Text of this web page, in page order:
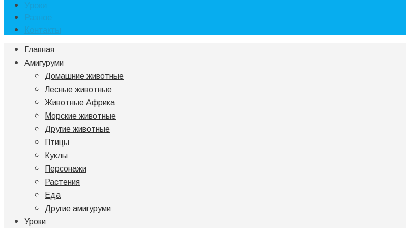
Уроки
Разное
Контакты
Главная
Амигуруми
Домашние животные
Лесные животные
Животные Африка
Морские животные
Другие животные
Птицы
Куклы
Персонажи
Растения
Еда
Другие амигуруми
Уроки